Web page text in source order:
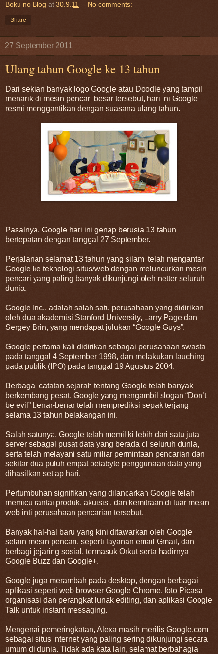
Boku no Blog at 30.9.11 No comments:
Share
27 September 2011
Ulang tahun Google ke 13 tahun
Dari sekian banyak logo Google atau Doodle yang tampil
menarik di mesin pencari besar tersebut, hari ini Google
resmi menggantikan dengan suasana ulang tahun.
Pasalnya, Google hari ini genap berusia 13 tahun
bertepatan dengan tanggal 27 September.
Perjalanan selamat 13 tahun yang silam, telah mengantar
Google ke teknologi situs/web dengan meluncurkan mesin
pencari yang paling banyak dikunjungi oleh netter seluruh
dunia.
Google Inc., adalah salah satu perusahaan yang didirikan
oleh dua akademisi Stanford University, Larry Page dan
Sergey Brin, yang mendapat julukan “Google Guys”.
Google pertama kali didirikan sebagai perusahaan swasta
pada tanggal 4 September 1998, dan melakukan lauching
pada publik (IPO) pada tanggal 19 Agustus 2004.
Berbagai catatan sejarah tentang Google telah banyak
berkembang pesat, Google yang mengambil slogan “Don’t
be evil” benar-benar telah memprediksi sepak terjang
selama 13 tahun belakangan ini.
Salah satunya, Google telah memiliki lebih dari satu juta
server sebagai pusat data yang berada di seluruh dunia,
serta telah melayani satu miliar permintaan pencarian dan
sekitar dua puluh empat petabyte penggunaan data yang
dihasilkan setiap hari.
Pertumbuhan signifikan yang dilancarkan Google telah
memicu rantai produk, akuisisi, dan kemitraan di luar mesin
web inti perusahaan pencarian tersebut.
Banyak hal-hal baru yang kini ditawarkan oleh Google
selain mesin pencari, seperti layanan email Gmail, dan
berbagi jejaring sosial, termasuk Orkut serta hadirnya
Google Buzz dan Google+.
Google juga merambah pada desktop, dengan berbagai
aplikasi seperti web browser Google Chrome, foto Picasa
organisasi dan perangkat lunak editing, dan aplikasi Google
Talk untuk instant messaging.
Mengenai pemeringkatan, Alexa masih merilis Google.com
sebagai situs Internet yang paling sering dikunjungi secara
umum di dunia. Tidak ada kata lain, selamat berbahagia